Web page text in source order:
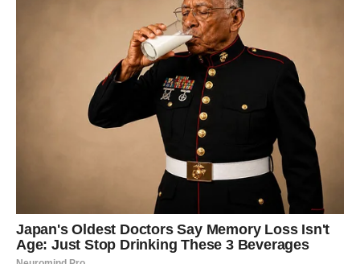
poziv ili susret koji vas iskreno raduje i vraća vam
Ono što dolazi pokazuje vam da se neke stvari ipak
odvijaju u vašu korist.
Prihvatite lijepe promjene bez sumnje.
LAV